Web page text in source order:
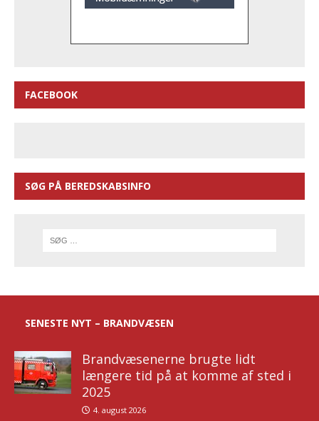
FACEBOOK
SØG PÅ BEREDSKABSINFO
SENESTE NYT – BRANDVÆSEN
Brandvæsenerne brugte lidt
længere tid på at komme af sted i
2025
4. august 2026